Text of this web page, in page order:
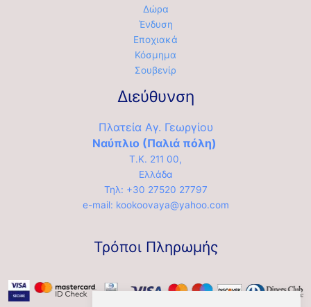
Δώρα
Ένδυση
Εποχιακά
Κόσμημα
Σουβενίρ
Διεύθυνση
Πλατεία Αγ. Γεωργίου
Ναύπλιο (Παλιά πόλη)
Τ.Κ. 211 00,
Ελλάδα
Τηλ: +30 27520 27797
e-mail: kookoovaya@yahoo.com
Τρόποι Πληρωμής